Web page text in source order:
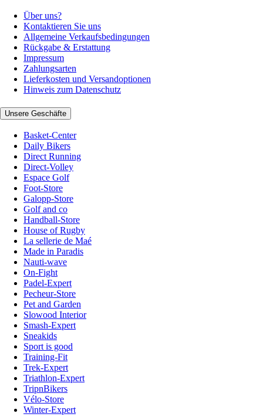
Über uns?
Kontaktieren Sie uns
Allgemeine Verkaufsbedingungen
Rückgabe & Erstattung
Impressum
Zahlungsarten
Lieferkosten und Versandoptionen
Hinweis zum Datenschutz
Unsere Geschäfte
Basket-Center
Daily Bikers
Direct Running
Direct-Volley
Espace Golf
Foot-Store
Galopp-Store
Golf and co
Handball-Store
House of Rugby
La sellerie de Maé
Made in Paradis
Nauti-wave
On-Fight
Padel-Expert
Pecheur-Store
Pet and Garden
Slowood Interior
Smash-Expert
Sneakids
Sport is good
Training-Fit
Trek-Expert
Triathlon-Expert
TripnBikers
Vélo-Store
Winter-Expert